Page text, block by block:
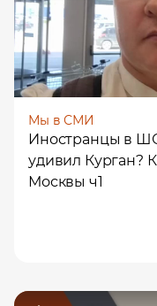
Мы в СМИ
Иностранцы в
удивил Курган?
Москвы ч1